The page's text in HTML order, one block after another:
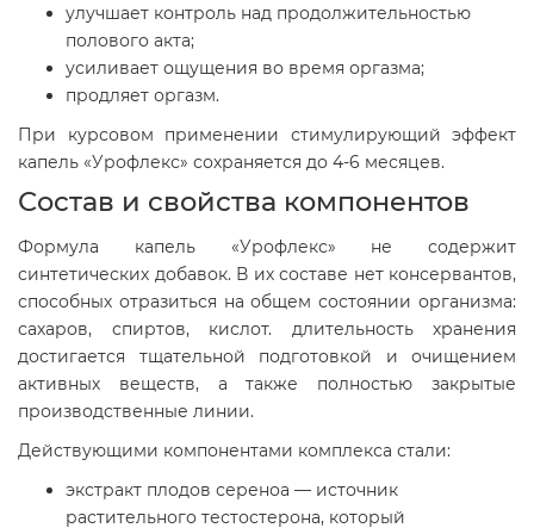
улучшает контроль над продолжительностью
полового акта;
усиливает ощущения во время оргазма;
продляет оргазм.
При курсовом применении стимулирующий эффект
капель «Урофлекс» сохраняется до 4-6 месяцев.
Состав и свойства компонентов
Формула капель «Урофлекс» не содержит
синтетических добавок. В их составе нет консервантов,
способных отразиться на общем состоянии организма:
сахаров, спиртов, кислот. длительность хранения
достигается тщательной подготовкой и очищением
активных веществ, а также полностью закрытые
производственные линии.
Действующими компонентами комплекса стали:
экстракт плодов сереноа — источник
растительного тестостерона, который